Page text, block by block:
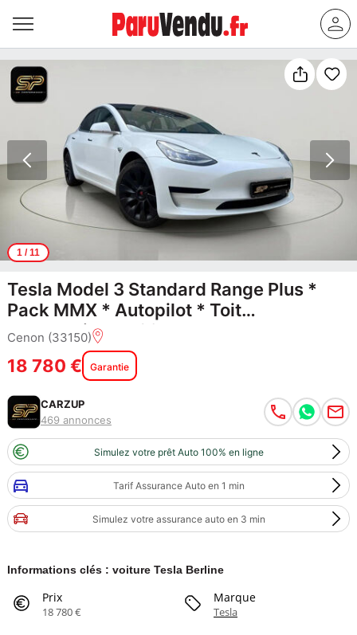
1/ 11
Tesla Model 3 Standard Range Plus *
Pack MMX * Autopilot * Toit
Panoramique * 325 ch
Cenon (33150)
18 780 € Garantie
CARZUP
469 annonces
Simulez votre prêt Auto 100% en ligne
Tarif Assurance Auto en 1 min
Simulez votre assurance auto en 3 min
Informations clés : voiture Tesla Berline
Prix
18 780 €
Marque
Tesla